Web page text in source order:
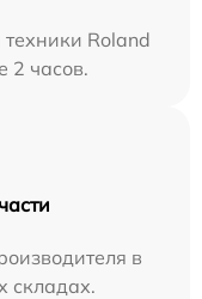
Roland
2 часов.
в
складах.